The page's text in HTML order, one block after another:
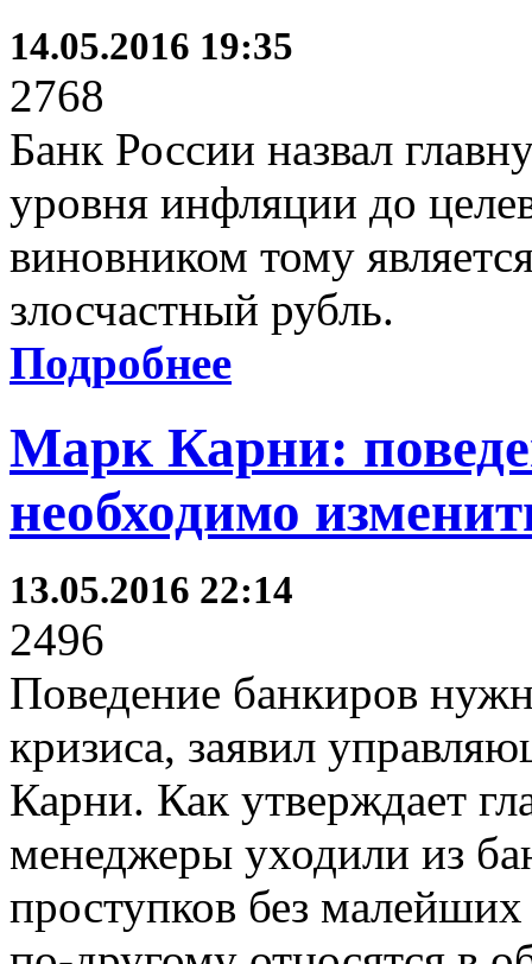
14.05.2016 19:35
2768
Банк России назвал
уровня инфляции до
виновником тому
злосчастный рубль.
Подробнее
Марк Карни:
необходимо
13.05.2016 22:14
2496
Поведение банкиров
кризиса, заявил
Карни. Как утверждает
менеджеры уходили из
проступков без